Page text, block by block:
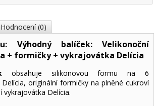
Hodnocení (0)
Výhodný balíček: Velikonoční
+ formičky + vykrajovátka Delícia
obsahuje silikonovou formu na 6
originální formičky na plněné cukroví
vykrajovátka Delícia.